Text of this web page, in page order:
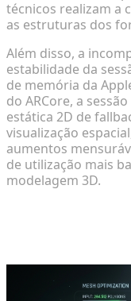
técnicos realizam a
as estruturas dos
Além disso, a
estabilidade da
de memória da
do ARCore, a
estática 2D de
visualização
aumentos
de utilização mais
modelagem 3D.